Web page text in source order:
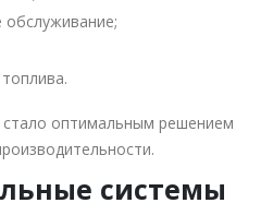
обслуживание;
оптимальным решением
системы